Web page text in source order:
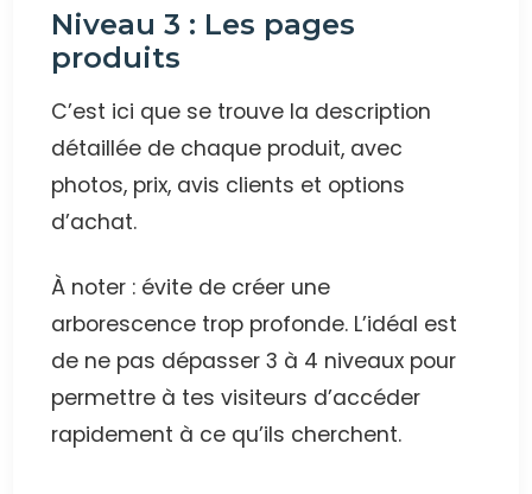
Niveau 3 : Les pages
produits
C’est ici que se trouve la description
détaillée de chaque produit, avec
photos, prix, avis clients et options
d’achat.
À noter : évite de créer une
arborescence trop profonde. L’idéal est
de ne pas dépasser 3 à 4 niveaux pour
permettre à tes visiteurs d’accéder
rapidement à ce qu’ils cherchent.